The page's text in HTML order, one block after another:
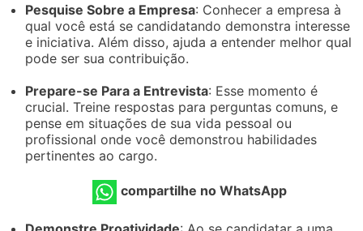
Pesquise Sobre a Empresa: Conhecer a empresa à
qual você está se candidatando demonstra interesse
e iniciativa. Além disso, ajuda a entender melhor qual
pode ser sua contribuição.
Prepare-se Para a Entrevista: Esse momento é
crucial. Treine respostas para perguntas comuns, e
pense em situações de sua vida pessoal ou
profissional onde você demonstrou habilidades
pertinentes ao cargo.
compartilhe no WhatsApp